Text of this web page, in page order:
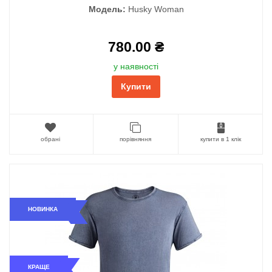
Модель: Husky Woman
780.00 ₴
у наявності
Купити
обрані порівняння купити в 1 клік
НОВИНКА
КРАЩЕ